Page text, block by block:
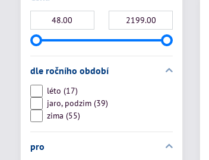
dle ročního období
léto (17)
jaro, podzim (39)
zima (55)
pro